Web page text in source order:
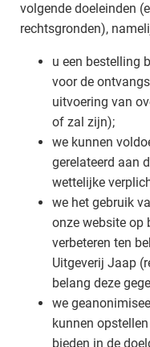
volgende doeleinden
rechtsgronden),
u een bestelling
voor de
uitvoering van
of zal zijn);
we kunnen
gerelateerd aan
wettelijke
we het gebruik
onze website op
verbeteren ten
Uitgeverij Jaap
belang deze
we
kunnen
bieden in de